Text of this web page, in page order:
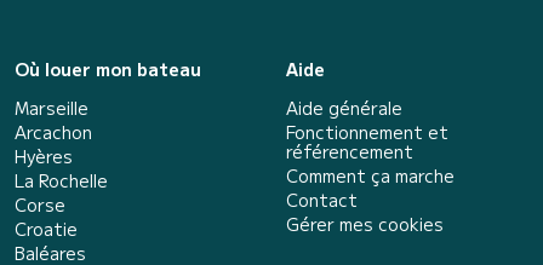
Où louer mon bateau
Marseille
Arcachon
Hyères
La Rochelle
Corse
Croatie
Baléares
Aide
Aide générale
Fonctionnement et
référencement
Comment ça marche
Contact
Gérer mes cookies